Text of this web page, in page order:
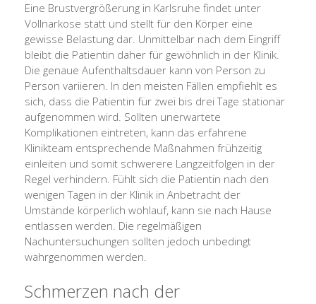
Eine Brustvergrößerung in Karlsruhe findet unter
Vollnarkose statt und stellt für den Körper eine
gewisse Belastung dar. Unmittelbar nach dem Eingriff
bleibt die Patientin daher für gewöhnlich in der Klinik.
Die genaue Aufenthaltsdauer kann von Person zu
Person variieren. In den meisten Fällen empfiehlt es
sich, dass die Patientin für zwei bis drei Tage stationär
aufgenommen wird. Sollten unerwartete
Komplikationen eintreten, kann das erfahrene
Klinikteam entsprechende Maßnahmen frühzeitig
einleiten und somit schwerere Langzeitfolgen in der
Regel verhindern. Fühlt sich die Patientin nach den
wenigen Tagen in der Klinik in Anbetracht der
Umstände körperlich wohlauf, kann sie nach Hause
entlassen werden. Die regelmäßigen
Nachuntersuchungen sollten jedoch unbedingt
wahrgenommen werden.
Schmerzen nach der